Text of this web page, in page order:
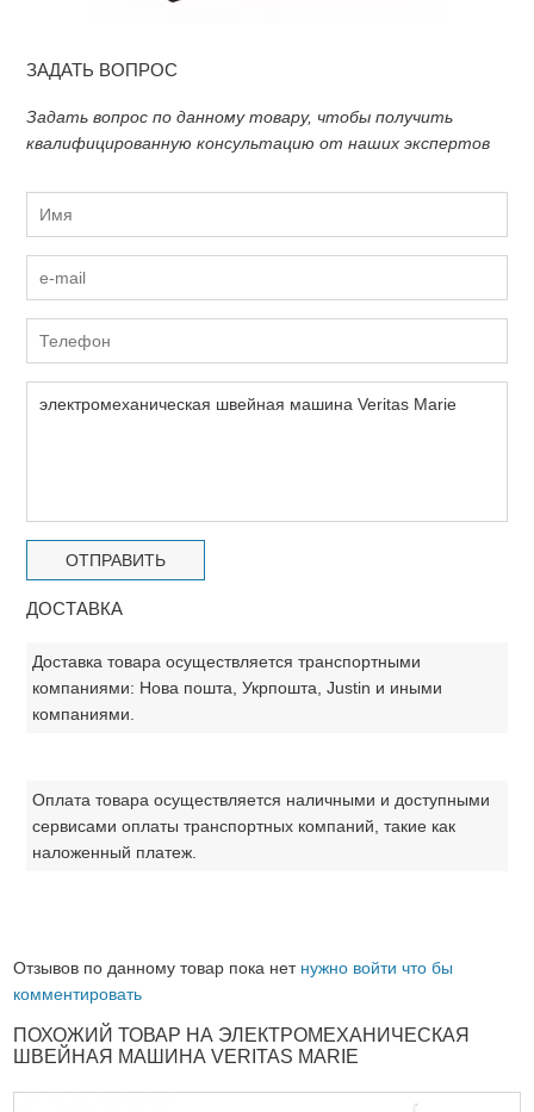
ЗАДАТЬ ВОПРОС
Задать вопрос по данному товару, чтобы получить
квалифицированную консультацию от наших экспертов
ДОСТАВКА
Доставка товара осуществляется транспортными
компаниями: Нова пошта, Укрпошта, Justin и иными
компаниями.
Оплата товара осуществляется наличными и доступными
сервисами оплаты транспортных компаний, такие как
наложенный платеж.
Отзывов по данному товар пока нет нужно войти что бы
комментировать
ПОХОЖИЙ ТОВАР НА ЭЛЕКТРОМЕХАНИЧЕСКАЯ
ШВЕЙНАЯ МАШИНА VERITAS MARIE